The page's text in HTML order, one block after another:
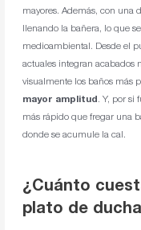
mayores. Además, con una
llenando la bañera, lo que
medioambiental. Desde el
actuales integran acabados
visualmente los baños más
mayor amplitud. Y, por si
más rápido que fregar una
donde se acumule la cal.
¿Cuánto
plato de